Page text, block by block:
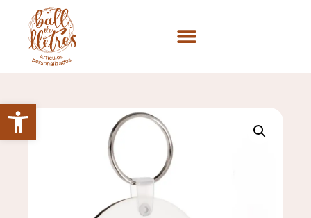
Abrir barra de herramientas